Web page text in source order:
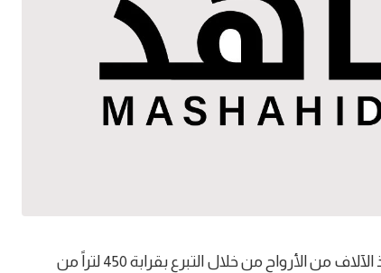
تمكن مواطن أمريكي يُدعى ماركوس بيريز من إنقاذ الآلاف من الأرواح من خلال التبرع بقرابة 450 لتراً من